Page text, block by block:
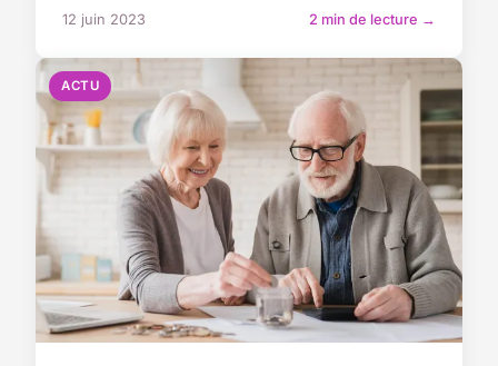
12 juin 2023 2 min de lecture →
ACTU